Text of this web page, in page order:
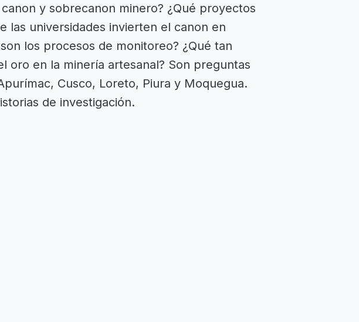
y sobrecanon minero? ¿Qué proyectos
las universidades invierten el canon en
los procesos de monitoreo? ¿Qué tan
oro en la minería artesanal? Son preguntas
Cusco, Loreto, Piura y Moquegua.
de investigación.